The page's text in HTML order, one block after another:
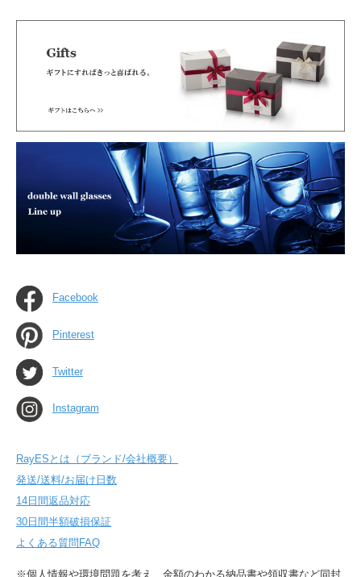
Facebook
Pinterest
Twitter
Instagram
RayESとは（ブランド/会社概要）
発送/送料/お届け日数
14日間返品対応
30日間半額破損保証
よくある質問FAQ
※個人情報や環境問題を考え、金額のわかる納品書や領収書など同封